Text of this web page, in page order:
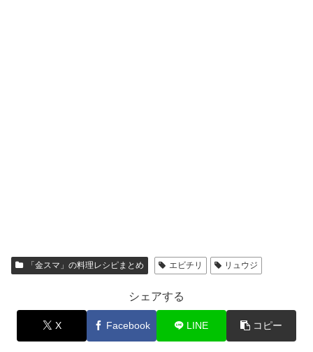
「金スマ」の料理レシピまとめ エビチリ リュウジ
シェアする
X Facebook LINE コピー